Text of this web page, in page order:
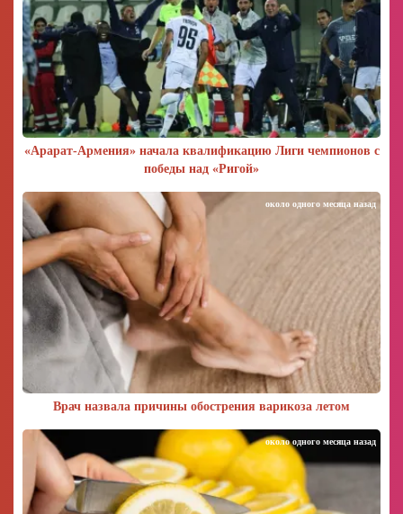
«Арарат‑Армения» начала квалификацию Лиги чемпионов с
победы над «Ригой»
Врач назвала причины обострения варикоза летом
около одного месяца назад
около одного месяца назад